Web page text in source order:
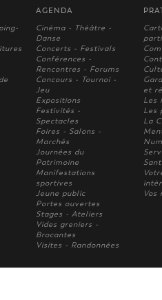
AGENDA
Cinéma - Théâtre -
Danse
Concerts - Festivals
Conférences -
Rencontres - Forums
Concours - Tournoi -
Jeu
Expositions
Festivités -
Spectacles
Foires - Salons -
Marchés
Journées du
Patrimoine
Manifestations
sportives
Jeune public
Portes ouvertes
Stages - Ateliers
Vides greniers -
Brocantes
Visites - Randonnées
et
Les
Les
La
Vos